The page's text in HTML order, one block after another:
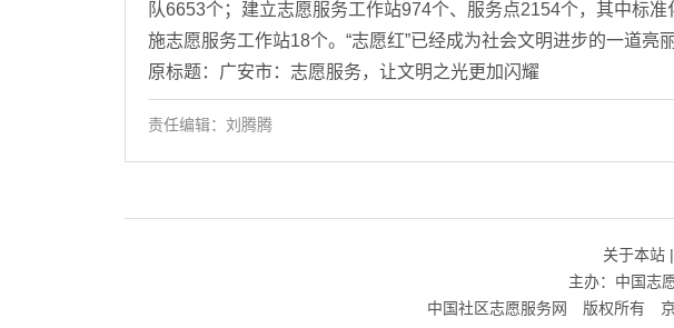
队6653个；建立志愿服务工作站974个、服务点2154个，其中标
施志愿服务工作站18个。“志愿红”已经成为社会文明进步的一道亮丽
原标题：广安市：志愿服务，让文明之光更加闪耀
责任编辑：刘腾腾
关于本站 |
主办：中国志
中国社区志愿服务网 版权所有